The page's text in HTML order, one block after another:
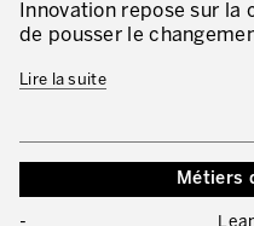
Lean dans les activités de
Lean dans les centres de
Lean dans les services de
Lean dans les laboratoires
Innovation repose sur
de pousser le
Lire la suite
Métiers